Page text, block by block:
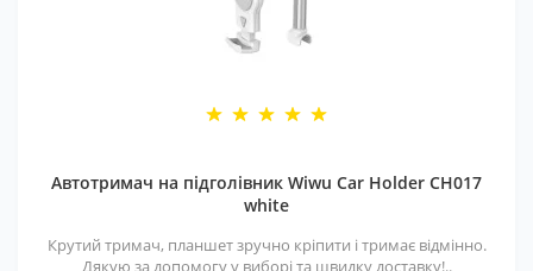
Автотримач на підголівник Wiwu Car Holder CH017
white
Крутий тримач, планшет зручно кріпити і тримає відмінно.
Дякую за допомогу у виборі та швидку доставку!..